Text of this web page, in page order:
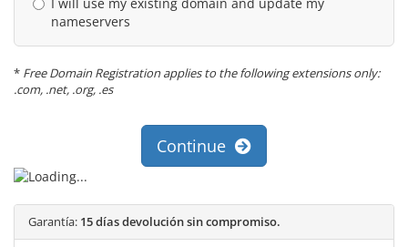
nameservers
* Free Domain Registration applies to the following extensions only:
.com, .net, .org, .es
Continue
Garantía: 15 días devolución sin compromiso.